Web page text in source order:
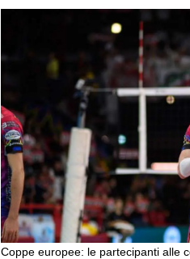
Coppe europee: le partecipanti alle